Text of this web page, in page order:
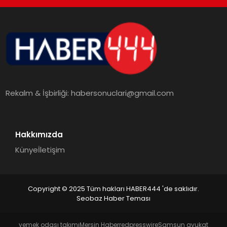
MAGAZIN
EGITIM
YAŞAM
Rekalm & İşbirliği:habersonuclari@gmail.com
Hakkımızda
Künyeİletişim
Copyright © 2025 Tüm hakları HABER444 'de saklıdır.
Seobaz Haber Teması
yemek odası takımıMersin HaberredpresswireSamsun avukat